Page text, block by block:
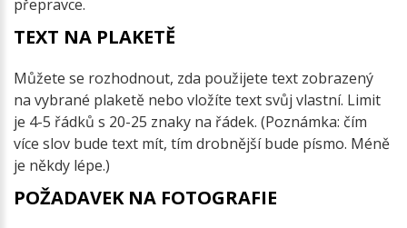
přepravce.
TEXT NA PLAKETĚ
Můžete se rozhodnout, zda použijete text zobrazený
na vybrané plaketě nebo vložíte text svůj vlastní. Limit
je 4-5 řádků s 20-25 znaky na řádek. (Poznámka: čím
více slov bude text mít, tím drobnější bude písmo. Méně
je někdy lépe.)
POŽADAVEK NA FOTOGRAFIE